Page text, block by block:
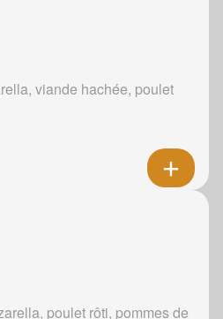
viande hachée, poulet
poulet rôti, pommes de